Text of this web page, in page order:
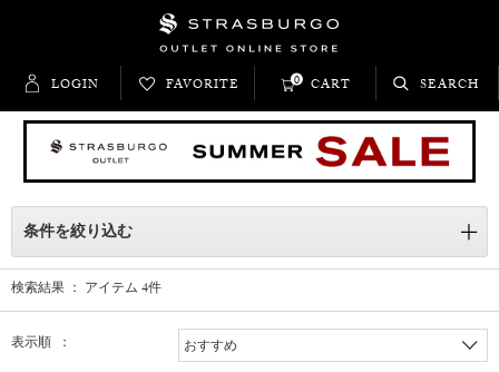
LOGIN FAVORITE CART
0 SEARCH
条件を絞り込む
検索結果 ： アイテム 4件
表示順 ：